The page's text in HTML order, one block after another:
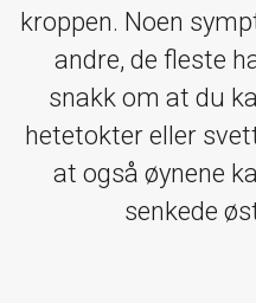
kroppen. Noen
andre, de fleste
snakk om at du
hetetokter eller
at også øynene
senkede